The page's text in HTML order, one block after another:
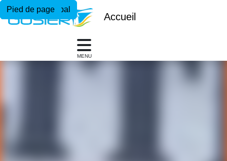
Menu principal
Contenu principal
Pied de page
Accueil
MENU